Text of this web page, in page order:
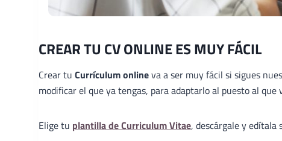
CREAR TU CV ONLINE ES MUY FÁCIL
Crear tu Currículum onlineva a ser muy fácil si sigues
modificar el que ya tengas, para adaptarlo al puesto al que
Elige tu plantilla de Curriculum Vitae, descárgale y edítala